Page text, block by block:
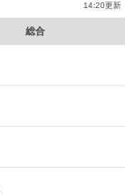
14:20更新
総合